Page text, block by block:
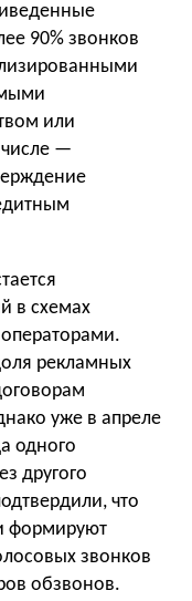
90% звонков
или
—
в схемах
рекламных
уже в апреле
одного
другого
что
формируют
звонков
обзвонов.